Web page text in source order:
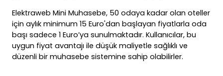
Elektraweb Mini Muhasebe, 50 odaya kadar olan oteller
için aylık minimum 15 Euro'dan başlayan fiyatlarla oda
başı sadece 1 Euro’ya sunulmaktadır. Kullanıcılar, bu
uygun fiyat avantajı ile düşük maliyetle sağlıklı ve
düzenli bir muhasebe sistemine sahip olabilirler.